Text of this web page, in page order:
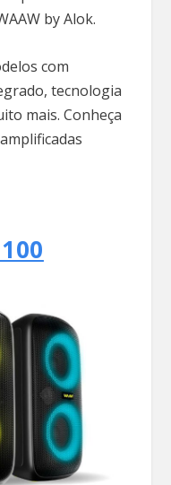
by Alok.
com
tecnologia
mais. Conheça